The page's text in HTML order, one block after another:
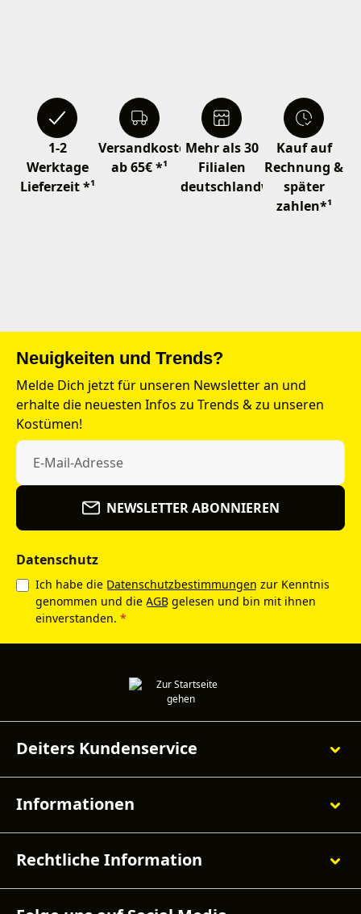
1-2
Werktage
Lieferzeit *¹
Versandkostenfrei
ab 65€ *¹
Mehr als 30
Filialen
deutschlandweit
Kauf auf
Rechnung &
später
zahlen*¹
Neuigkeiten und Trends?
Melde Dich jetzt für unseren Newsletter an und
erhalte die neuesten Infos zu Trends & zu unseren
Kostümen!
NEWSLETTER ABONNIEREN
Datenschutz
Ich habe die Datenschutzbestimmungen zur Kenntnis
genommen und die AGB gelesen und bin mit ihnen
einverstanden. *
Deiters Kundenservice
Informationen
Rechtliche Information